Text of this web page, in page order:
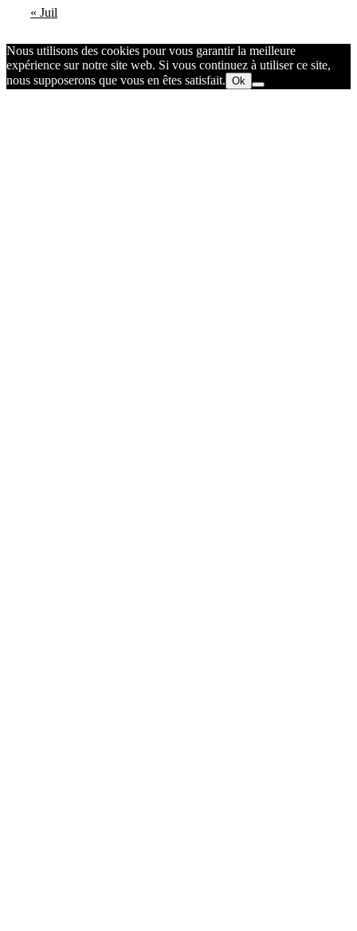
« Juil
Nous utilisons des cookies pour vous garantir la meilleure
expérience sur notre site web. Si vous continuez à utiliser ce site,
nous supposerons que vous en êtes satisfait. Ok